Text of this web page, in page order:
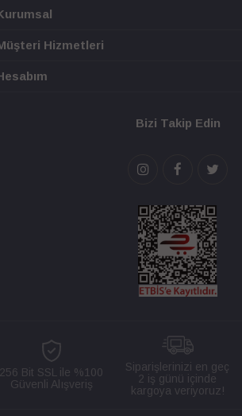
Hizmetleri
Bizi Takip Edin
256 Bit SSL ile %100
Güvenli Alışveriş
Siparişlerinizi en geç
2 iş günü içinde
kargoya veriyoruz!